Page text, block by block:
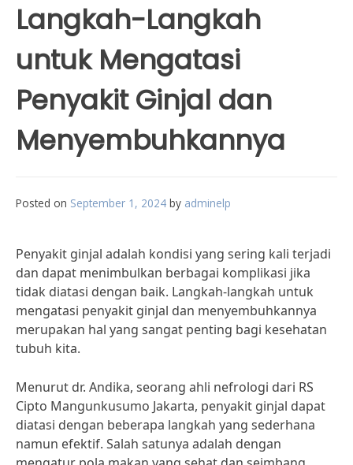
Langkah-Langkah
untuk Mengatasi
Penyakit Ginjal dan
Menyembuhkannya
Posted on September 1, 2024 by adminelp
Penyakit ginjal adalah kondisi yang sering kali terjadi
dan dapat menimbulkan berbagai komplikasi jika
tidak diatasi dengan baik. Langkah-langkah untuk
mengatasi penyakit ginjal dan menyembuhkannya
merupakan hal yang sangat penting bagi kesehatan
tubuh kita.
Menurut dr. Andika, seorang ahli nefrologi dari RS
Cipto Mangunkusumo Jakarta, penyakit ginjal dapat
diatasi dengan beberapa langkah yang sederhana
namun efektif. Salah satunya adalah dengan